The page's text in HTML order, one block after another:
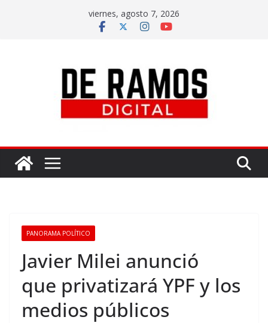
viernes, agosto 7, 2026
PANORAMA POLÍTICO
Javier Milei anunció
que privatizará YPF y los
medios públicos